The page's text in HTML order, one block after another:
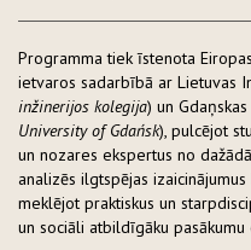
Programma tiek īstenota
ietvaros sadarbībā ar Lietuvas
inžinerijos kolegija) un
University of Gdańsk), pulcējot
un nozares ekspertus no
analizēs ilgtspējas
meklējot praktiskus un
un sociāli atbildīgāku pasākumu